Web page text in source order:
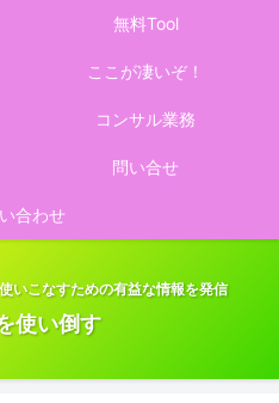
いこなすための有益な情報を発信
使い倒す
無料Tool
ここが凄いぞ！
コンサル業務
問い合せ
合わせ